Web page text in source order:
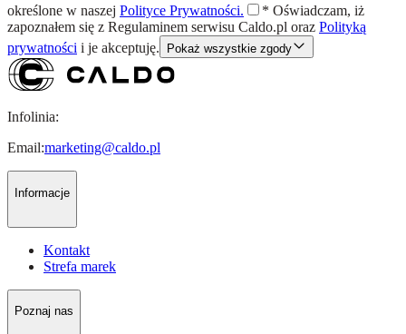
określone w naszej Polityce Prywatności. * Oświadczam, iż
zapoznałem się z Regulaminem serwisu Caldo.pl oraz Polityką
prywatności i je akceptuję. Pokaż wszystkie zgody
Infolinia:
Email:marketing@caldo.pl
Informacje
Kontakt
Strefa marek
Poznaj nas